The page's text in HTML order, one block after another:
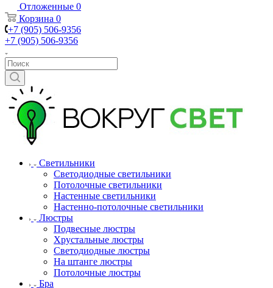
Отложенные 0
Корзина 0
+7 (905) 506-9356
+7 (905) 506-9356
Светильники
Светодиодные светильники
Потолочные светильники
Настенные светильники
Настенно-потолочные светильники
Люстры
Подвесные люстры
Хрустальные люстры
Светодиодные люстры
На штанге люстры
Потолочные люстры
Бра